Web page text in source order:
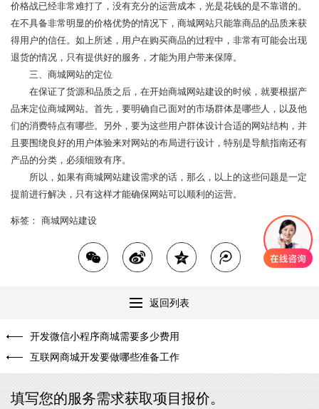
价格战已经非常难打了，没有充分的运营成本，光是花钱的是不靠谱的。
在不具备非常明显的价格优势的情况下，商城网站只能靠商品的品质来获
得用户的信任。如上所述，用户在购买商品的过程中，非常有可能会出现
退货的情况，只有提供好的服务，才能为用户带来保障。
三、商城网站的定位
在保证了货源和品质之后，在开始商城网站建设的时候，就要根据产
品来定位商城网站。首先，要明确自己面对的市场群体是哪些人，以及他
们的消费特点有哪些。另外，要为这些用户群体设计合适的网站结构，并
且要围绕良好的用户体验来对网站的布局进行设计，特别是导航指南还有
产品的分类，必须细致有序。
所以，如果有商城网站建设需求的话，那么，以上的这些问题是一定
提前进行解决，只有这样才能确保网站可以顺利的运营。
标签： 商城网站建设
返回列表
开发微信小程序商城需要多少费用
互联网商城开发要做哪些准备工作
填写您的服务需求获取项目报价。